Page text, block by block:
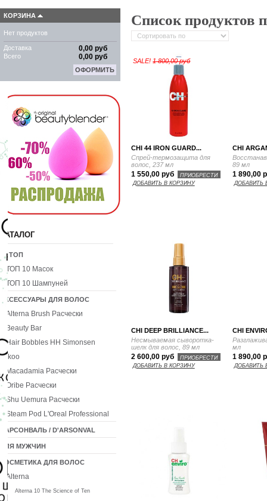
Список продуктов
SALE! 1 800,00 руб
CHI 44 IRON GUARD...
Спрей-термозащита для
волос, 237 мл
1 550,00 руб
ПРИОБРЕСТИ
ДОБАВИТЬ В КОРЗИНУ
CHI
89 мл
1 890,00
ДОБАВИТЬ
CHI DEEP BRILLIANCE...
Несмываемая сыворотка-
шелк для волос, 89 мл
2 600,00 руб
ПРИОБРЕСТИ
ДОБАВИТЬ В КОРЗИНУ
CHI
мл
1 890,00
ДОБАВИТЬ
КОРЗИНА
Нет продуктов
Доставка 0,00 руб
Всего 0,00 руб
ОФОРМИТЬ
КАТАЛОГ
10 ТОП
ТОП 10 Масок
ТОП 10 Шампуней
АКСЕССУАРЫ ДЛЯ ВОЛОС
Alterna Brush Расчески
Beauty Bar
Hair Bobbles HH Simonsen
Ikoo
Macadamia Расчески
Oribe Расчески
Shu Uemura Расчески
Steam Pod L'Oreal Professional
ДАРСОНВАЛЬ / D'ARSONVAL
ДЛЯ МУЖЧИН
КОСМЕТИКА ДЛЯ ВОЛОС
Alterna
Alterna 10 The Science of Ten